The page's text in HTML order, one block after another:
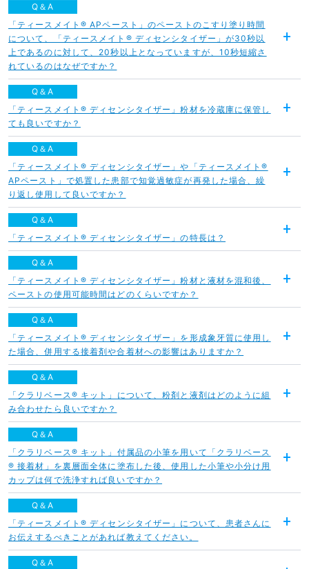
Q＆A
「ティースメイト® APペースト」のペーストのこすり塗り時間
について、「ティースメイト® ディセンシタイザー」が30秒以
上であるのに対して、20秒以上となっていますが、10秒短縮さ
れているのはなぜですか？
Q＆A
「ティースメイト® ディセンシタイザー」粉材を冷蔵庫に保管し
ても良いですか？
く
Q＆A
「ティースメイト® ディセンシタイザー」や「ティースメイト®
APペースト」で処置した患部で知覚過敏症が再発した場合、繰
り返し使用して良いですか？
Q＆A
「ティースメイト® ディセンシタイザー」の特長は？
Q＆A
「ティースメイト® ディセンシタイザー」粉材と液材を混和後、
ペーストの使用可能時間はどのくらいですか？
く
Q＆A
「ティースメイト® ディセンシタイザー」を形成象牙質に使用し
た場合、併用する接着剤や合着材への影響はありますか？
く
Q＆A
「クラリベース® キット」について、粉剤と液剤はどのように組
み合わせたら良いですか？
く
Q＆A
「クラリベース® キット」付属品の小筆を用いて「クラリベース
® 接着材」を裏層面全体に塗布した後、使用した小筆や小分け用
カップは何で洗浄すれば良いですか？
Q＆A
「ティースメイト® ディセンシタイザー」について、患者さんに
お伝えするべきことがあれば教えてください。
く
Q＆A